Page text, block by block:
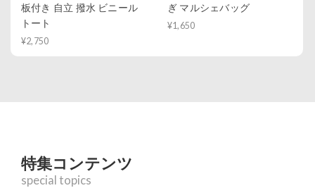
板付き 自立 撥水 ビニール
トート
¥2,750
ぎ マルシェバッグ
¥1,650
特集コンテンツ
special topics